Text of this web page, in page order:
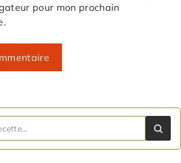
pour mon prochain